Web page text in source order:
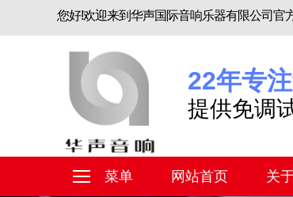
您好!欢迎来到华声国际音响乐器有限公司官
22年专
提供免调
菜单 网站首页 关